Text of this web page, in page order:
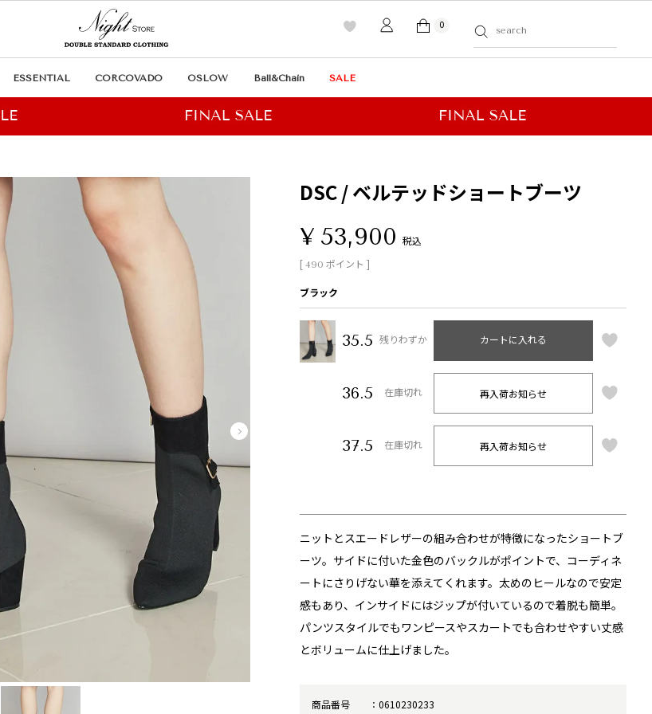
0
ESSENTIAL CORCOVADO OSLOW Ball&Chain SALE
DSC / ベルテッドショートブーツ
¥ 53,900 税込
[ 490 ポイント ]
ブラック
35.5 残りわずか カートに入れる
36.5 在庫切れ 再入荷お知らせ
37.5 在庫切れ 再入荷お知らせ
ニットとスエードレザーの組み合わせが特徴になったショートブ
ーツ。サイドに付いた金色のバックルがポイントで、コーディネ
ートにさりげない華を添えてくれます。太めのヒールなので安定
感もあり、インサイドにはジップが付いているので着脱も簡単。
パンツスタイルでもワンピースやスカートでも合わせやすい丈感
とボリュームに仕上げました。
商品番号 0610230233